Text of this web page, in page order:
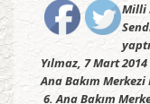
Milli
Yılmaz, 7 Mart
Ana Bakım Merkezi
6. Ana Bakım